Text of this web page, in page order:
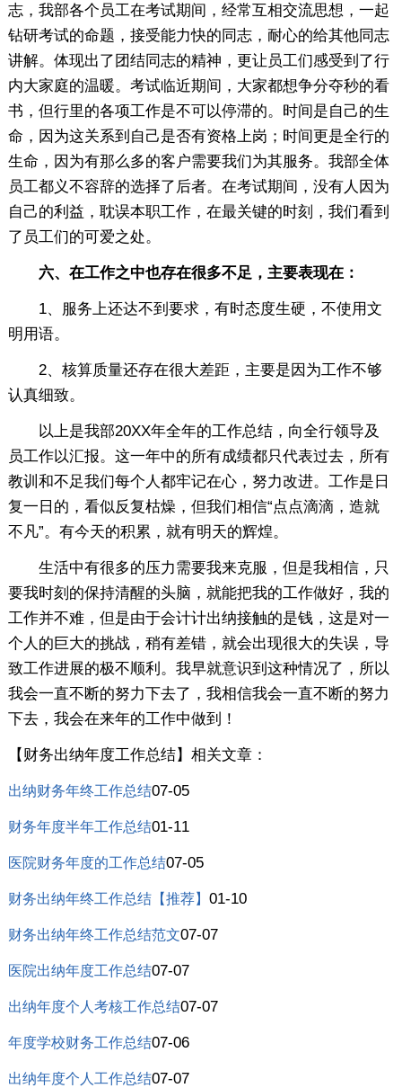
志，我部各个员工在考试期间，经常互相交流思想，一起
钻研考试的命题，接受能力快的同志，耐心的给其他同志
讲解。体现出了团结同志的精神，更让员工们感受到了行
内大家庭的温暖。考试临近期间，大家都想争分夺秒的看
书，但行里的各项工作是不可以停滞的。时间是自己的生
命，因为这关系到自己是否有资格上岗；时间更是全行的
生命，因为有那么多的客户需要我们为其服务。我部全体
员工都义不容辞的选择了后者。在考试期间，没有人因为
自己的利益，耽误本职工作，在最关键的时刻，我们看到
了员工们的可爱之处。
六、在工作之中也存在很多不足，主要表现在：
1、服务上还达不到要求，有时态度生硬，不使用文
明用语。
2、核算质量还存在很大差距，主要是因为工作不够
认真细致。
以上是我部20XX年全年的工作总结，向全行领导及
员工作以汇报。这一年中的所有成绩都只代表过去，所有
教训和不足我们每个人都牢记在心，努力改进。工作是日
复一日的，看似反复枯燥，但我们相信“点点滴滴，造就
不凡”。有今天的积累，就有明天的辉煌。
生活中有很多的压力需要我来克服，但是我相信，只
要我时刻的保持清醒的头脑，就能把我的工作做好，我的
工作并不难，但是由于会计计出纳接触的是钱，这是对一
个人的巨大的挑战，稍有差错，就会出现很大的失误，导
致工作进展的极不顺利。我早就意识到这种情况了，所以
我会一直不断的努力下去了，我相信我会一直不断的努力
下去，我会在来年的工作中做到！
【财务出纳年度工作总结】相关文章：
出纳财务年终工作总结07-05
财务年度半年工作总结01-11
医院财务年度的工作总结07-05
财务出纳年终工作总结【推荐】 01-10
财务出纳年终工作总结范文07-07
医院出纳年度工作总结07-07
出纳年度个人考核工作总结07-07
年度学校财务工作总结07-06
出纳年度个人工作总结07-07